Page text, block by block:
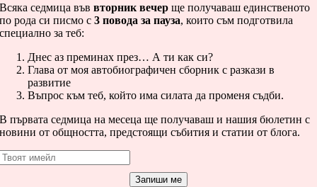
Всяка седмица въввторник вечер ще получаваш единственото
по рода си писмо с3 повода за пауза, които съм подготвила
специално за теб:
Днес аз преминах през… А ти как си?
Глава от моя автобиографичен сборник с разкази в
развитие
Въпрос към теб, който има силата да променя съдби.
В първата седмица на месеца ще получаваш и нашия бюлетин с
новини от общността, предстоящи събития и статии от блога.
Запиши ме